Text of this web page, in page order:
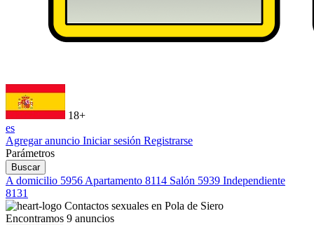
18+
es
Agregar anuncio Iniciar sesión Registrarse
Parámetros
Buscar
A domicilio 5956 Apartamento 8114 Salón 5939 Independiente
8131
Contactos sexuales en Pola de Siero
Encontramos 9 anuncios